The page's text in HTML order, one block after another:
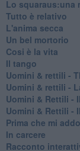
Lo squaraus:una
Tutto è relativo
L'anima secca
Un bel mortorio
Cosi è la vita
Il tango
​Uomini & rettili -
​Uomini & rettili -
Uomini & Rettili -
Uomini & Rettili -
Prima che mi
In carcere
Racconto